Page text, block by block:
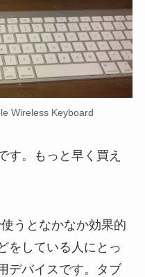
Wireless Keyboard
す。もっと早く買え
うとなかなか効果的
をしている人にとっ
デバイスです。タブ